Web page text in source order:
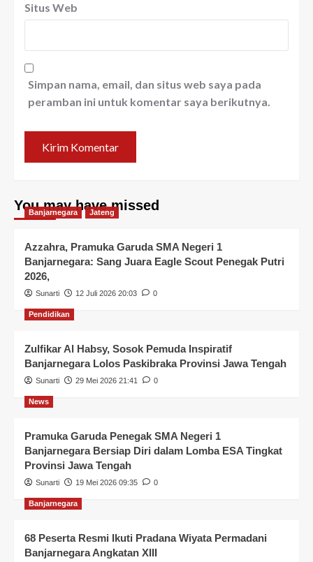
Situs Web
Simpan nama, email, dan situs web saya pada
peramban ini untuk komentar saya berikutnya.
You may have missed
Banjarnegara Jateng
Azzahra, Pramuka Garuda SMA Negeri 1
Banjarnegara: Sang Juara Eagle Scout Penegak Putri
2026,
Sunarti 12 Juli 2026 20:03 0
Pendidikan
Zulfikar Al Habsy, Sosok Pemuda Inspiratif
Banjarnegara Lolos Paskibraka Provinsi Jawa Tengah
Sunarti 29 Mei 2026 21:41 0
News
Pramuka Garuda Penegak SMA Negeri 1
Banjarnegara Bersiap Diri dalam Lomba ESA Tingkat
Provinsi Jawa Tengah
Sunarti 19 Mei 2026 09:35 0
Banjarnegara
68 Peserta Resmi Ikuti Pradana Wiyata Permadani
Banjarnegara Angkatan XIII